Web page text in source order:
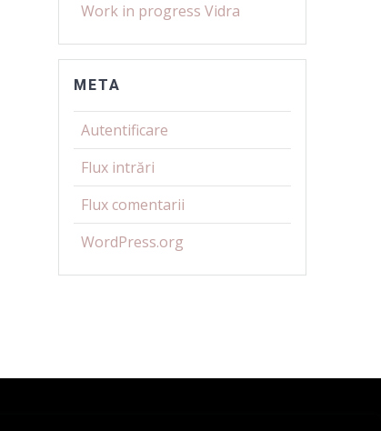
Work in progress Vidra
META
Autentificare
Flux intrări
Flux comentarii
WordPress.org